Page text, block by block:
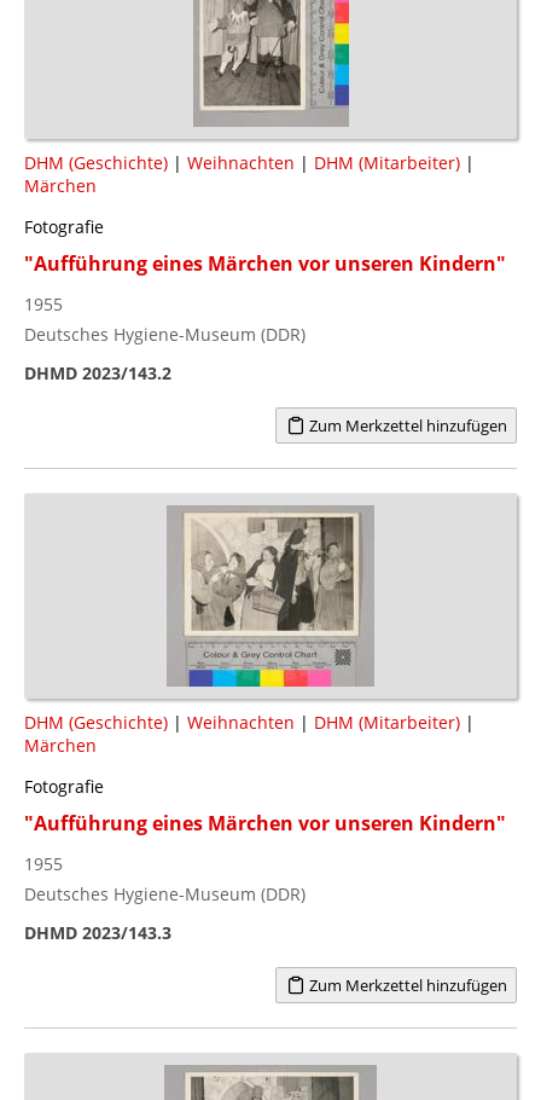
DHM (Geschichte) | Weihnachten | DHM (Mitarbeiter) |
Märchen
Fotografie
"Aufführung eines Märchen vor unseren Kindern"
1955
Deutsches Hygiene-Museum (DDR)
DHMD 2023/143.2
Zum Merkzettel hinzufügen
DHM (Geschichte) | Weihnachten | DHM (Mitarbeiter) |
Märchen
Fotografie
"Aufführung eines Märchen vor unseren Kindern"
1955
Deutsches Hygiene-Museum (DDR)
DHMD 2023/143.3
Zum Merkzettel hinzufügen